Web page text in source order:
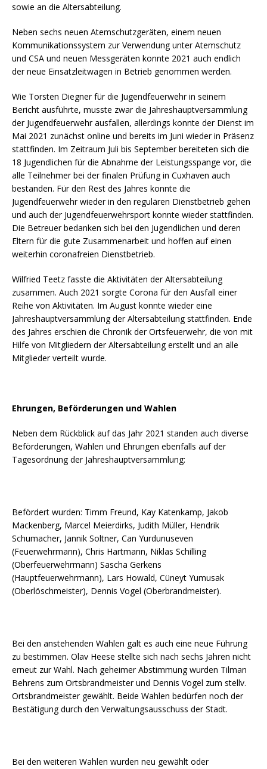
sowie an die Altersabteilung.
Neben sechs neuen Atemschutzgeräten, einem neuen
Kommunikationssystem zur Verwendung unter Atemschutz
und CSA und neuen Messgeräten konnte 2021 auch endlich
der neue Einsatzleitwagen in Betrieb genommen werden.
Wie Torsten Diegner für die Jugendfeuerwehr in seinem
Bericht ausführte, musste zwar die Jahreshauptversammlung
der Jugendfeuerwehr ausfallen, allerdings konnte der Dienst im
Mai 2021 zunächst online und bereits im Juni wieder in Präsenz
stattfinden. Im Zeitraum Juli bis September bereiteten sich die
18 Jugendlichen für die Abnahme der Leistungsspange vor, die
alle Teilnehmer bei der finalen Prüfung in Cuxhaven auch
bestanden. Für den Rest des Jahres konnte die
Jugendfeuerwehr wieder in den regulären Dienstbetrieb gehen
und auch der Jugendfeuerwehrsport konnte wieder stattfinden.
Die Betreuer bedanken sich bei den Jugendlichen und deren
Eltern für die gute Zusammenarbeit und hoffen auf einen
weiterhin coronafreien Dienstbetrieb.
Wilfried Teetz fasste die Aktivitäten der Altersabteilung
zusammen. Auch 2021 sorgte Corona für den Ausfall einer
Reihe von Aktivitäten. Im August konnte wieder eine
Jahreshauptversammlung der Altersabteilung stattfinden. Ende
des Jahres erschien die Chronik der Ortsfeuerwehr, die von mit
Hilfe von Mitgliedern der Altersabteilung erstellt und an alle
Mitglieder verteilt wurde.
Ehrungen, Beförderungen und Wahlen
Neben dem Rückblick auf das Jahr 2021 standen auch diverse
Beförderungen, Wahlen und Ehrungen ebenfalls auf der
Tagesordnung der Jahreshauptversammlung:
Befördert wurden: Timm Freund, Kay Katenkamp, Jakob
Mackenberg, Marcel Meierdirks, Judith Müller, Hendrik
Schumacher, Jannik Soltner, Can Yurdunuseven
(Feuerwehrmann), Chris Hartmann, Niklas Schilling
(Oberfeuerwehrmann) Sascha Gerkens
(Hauptfeuerwehrmann), Lars Howald, Cüneyt Yumusak
(Oberlöschmeister), Dennis Vogel (Oberbrandmeister).
Bei den anstehenden Wahlen galt es auch eine neue Führung
zu bestimmen. Olav Heese stellte sich nach sechs Jahren nicht
erneut zur Wahl. Nach geheimer Abstimmung wurden Tilman
Behrens zum Ortsbrandmeister und Dennis Vogel zum stellv.
Ortsbrandmeister gewählt. Beide Wahlen bedürfen noch der
Bestätigung durch den Verwaltungsausschuss der Stadt.
Bei den weiteren Wahlen wurden neu gewählt oder